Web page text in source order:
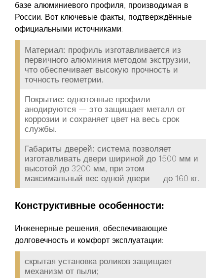
базе алюминиевого профиля, производимая в
России. Вот ключевые факты, подтверждённые
официальными источниками:
Материал: профиль изготавливается из
первичного алюминия методом экструзии,
что обеспечивает высокую прочность и
точность геометрии.
Покрытие: однотонные профили
анодируются — это защищает металл от
коррозии и сохраняет цвет на весь срок
службы.
Габариты дверей: система позволяет
изготавливать двери шириной до 1500 мм и
высотой до 3200 мм, при этом
максимальный вес одной двери — до 160 кг.
Конструктивные особенности:
Инженерные решения, обеспечивающие
долговечность и комфорт эксплуатации:
скрытая установка роликов защищает
механизм от пыли;